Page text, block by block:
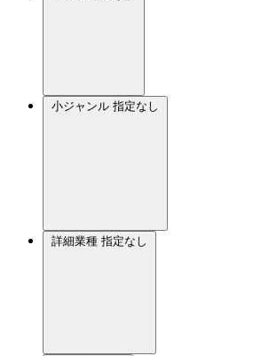
小ジャンル 指定なし
詳細業種 指定なし